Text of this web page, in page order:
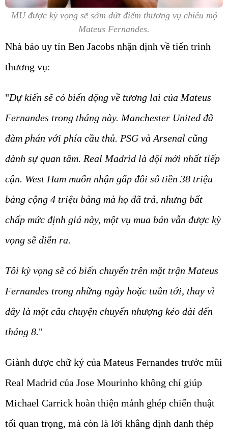
MU được kỳ vọng sẽ sớm dứt điểm thương vụ chiêu mộ
Mateus Fernandes.
Nhà báo uy tín Ben Jacobs nhận định về tiến trình
thương vụ:
"Dự kiến sẽ có biến động về tương lai của Mateus
Fernandes trong tháng này. Manchester United đã
đàm phán với phía cầu thủ. PSG và Arsenal cũng
dành sự quan tâm. Real Madrid là đội mới nhất tiếp
cận. West Ham muốn nhận gấp đôi số tiền 38 triệu
bảng cộng 4 triệu bảng mà họ đã trả, nhưng bất
chấp mức định giá này, một vụ mua bán vẫn được kỳ
vọng sẽ diễn ra.
Tôi kỳ vọng sẽ có biến chuyển trên mặt trận Mateus
Fernandes trong những ngày hoặc tuần tới, thay vì
đây là một câu chuyện chuyển nhượng kéo dài đến
tháng 8."
Giành được chữ ký của Mateus Fernandes trước mũi
Real Madrid của Jose Mourinho không chỉ giúp
Michael Carrick hoàn thiện mảnh ghép chiến thuật
tối quan trọng, mà còn là lời khẳng định đanh thép